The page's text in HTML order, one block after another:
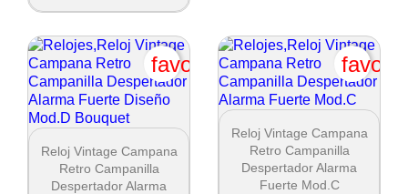
 Vista rápida
Reloj Vintage Campana
Retro Campanilla
Despertador Alarma
favorite_border
 Vista rápida
Reloj Vintage Campana
Retro Campanilla
Despertador Alarma
Fuerte Mod.C